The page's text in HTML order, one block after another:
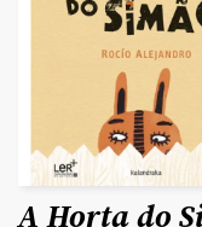
A Horta do